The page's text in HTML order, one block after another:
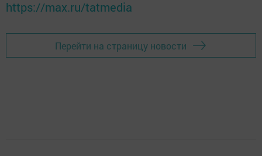
https://max.ru/tatmedia
Перейти на страницу новости